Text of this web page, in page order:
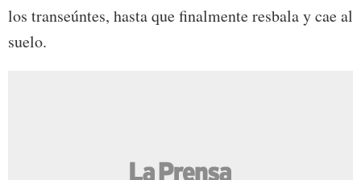
los transeúntes, hasta que finalmente resbala y cae al
suelo.